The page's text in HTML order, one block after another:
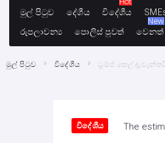
මුල් පිටුව දේශීය විදේශීය
රුපලාවන්‍ය
පොලිස් පුවත් වෙනත්
New
මුල් පිටුව විදේශීය ට්‍රම්ප් තෙල්
විදේශීය The